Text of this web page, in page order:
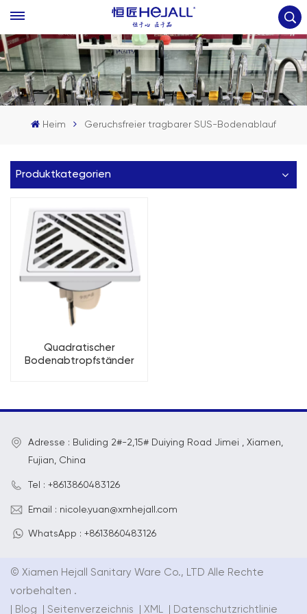
Heim Geruchsfreier tragbarer SUS-Bodenablauf
Produktkategorien
Quadratischer
Bodenabtropfständer
Adresse : Buliding 2#-2,15# Duiying Road Jimei , Xiamen,
Fujian, China
Tel : +8613860483126
Email : nicole.yuan@xmhejall.com
WhatsApp : +8613860483126
© Xiamen Hejall Sanitary Ware Co., LTD Alle Rechte
vorbehalten .
Blog Seitenverzeichnis XML Datenschutzrichtlinie